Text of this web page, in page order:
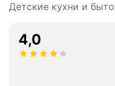
Детские кухни и
4,0